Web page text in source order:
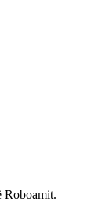
Roboamit.